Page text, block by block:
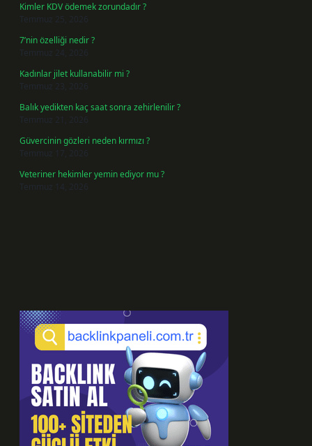
Kimler KDV ödemek zorundadır ?
Temmuz 25, 2026
7’nin özelliği nedir ?
Temmuz 24, 2026
Kadınlar jilet kullanabilir mi ?
Temmuz 23, 2026
Balık yedikten kaç saat sonra zehirlenilir ?
Temmuz 21, 2026
Güvercinin gözleri neden kırmızı ?
Temmuz 17, 2026
Veteriner hekimler yemin ediyor mu ?
Temmuz 14, 2026